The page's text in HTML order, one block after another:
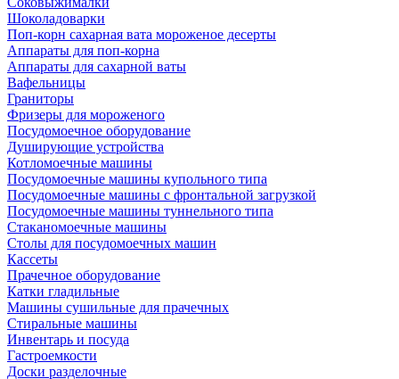
Шоколадоварки
Поп-корн сахарная вата мороженое десерты
Аппараты для поп-корна
Аппараты для сахарной ваты
Вафельницы
Граниторы
Фризеры для мороженого
Посудомоечное оборудование
Душирующие устройства
Котломоечные машины
Посудомоечные машины купольного типа
Посудомоечные машины с фронтальной загрузкой
Посудомоечные машины туннельного типа
Стаканомоечные машины
Столы для посудомоечных машин
Кассеты
Прачечное оборудование
Катки гладильные
Машины сушильные для прачечных
Стиральные машины
Инвентарь и посуда
Гастроемкости
Доски разделочные